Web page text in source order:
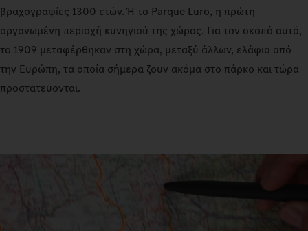
βραχογραφίες 1300 ετών. Ή το Parque Luro, η πρώτη
οργανωμένη περιοχή κυνηγιού της χώρας. Για τον σκοπό αυτό,
το 1909 μεταφέρθηκαν στη χώρα, μεταξύ άλλων, ελάφια από
την Ευρώπη, τα οποία σήμερα ζουν ακόμα στο πάρκο και τώρα
προστατεύονται.